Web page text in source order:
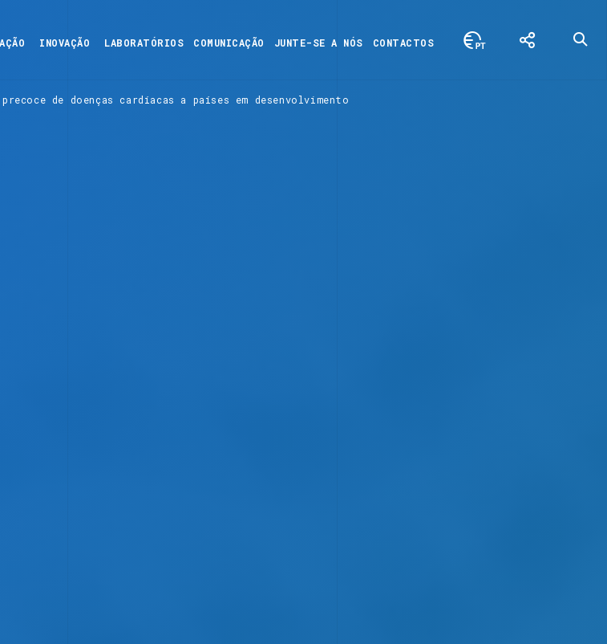
INOVAÇÃO LABORATÓRIOS COMUNICAÇÃO JUNTE-SE A NÓS CONTACTOS
de doenças cardíacas a países em desenvolvimento